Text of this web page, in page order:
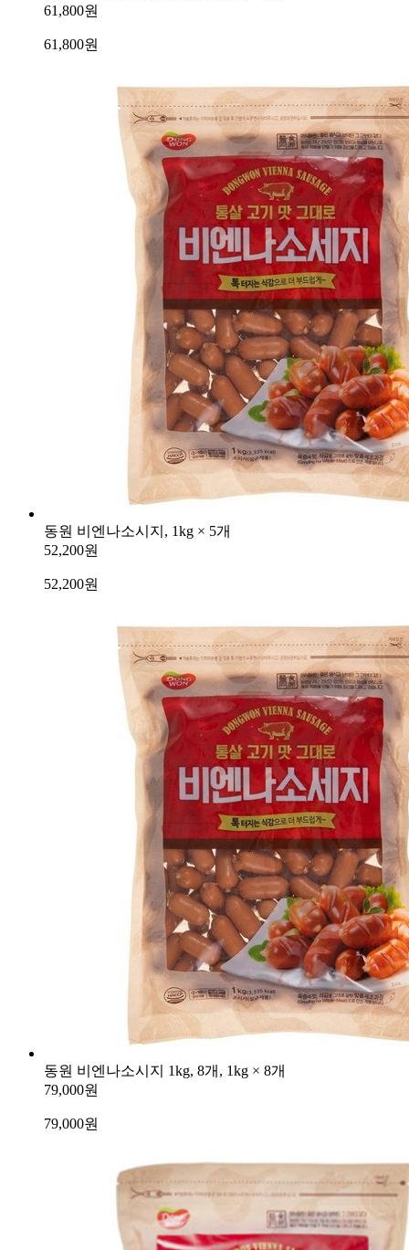
61,800원
61,800원
동원 비엔나소시지, 1kg × 5개
52,200원
52,200원
동원 비엔나소시지 1kg, 8개, 1kg × 8개
79,000원
79,000원